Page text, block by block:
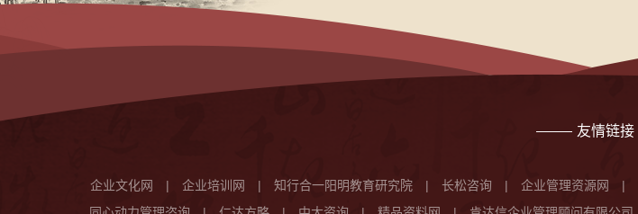
友情链接
企业文化网 | 企业培训网 | 知行合一阳明教育研究院 | 长松咨询 | 企业管理资源网 |